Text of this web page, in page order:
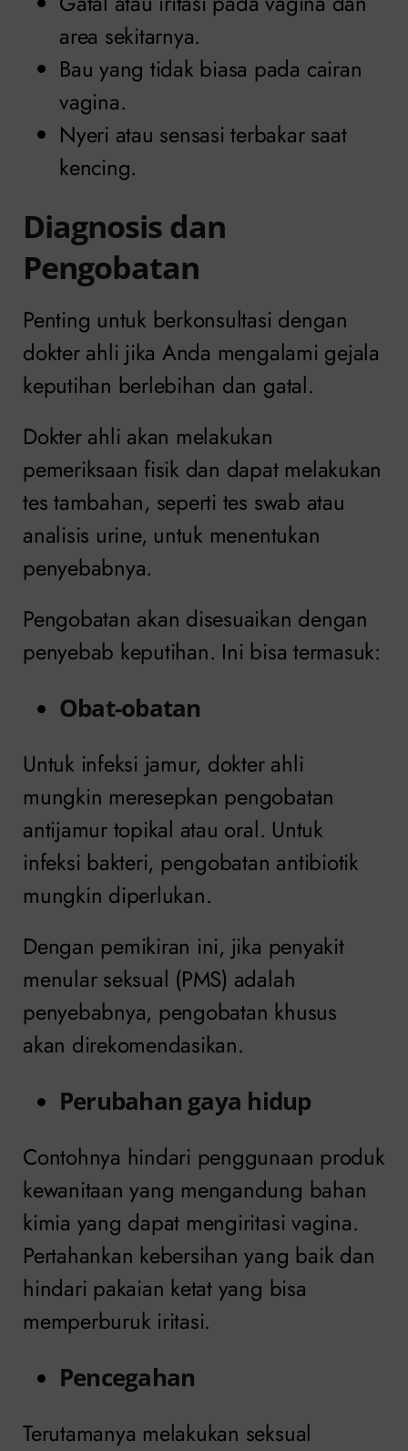
area sekitarnya.
Bau yang tidak biasa pada cairan
vagina.
Nyeri atau sensasi terbakar saat
kencing.
Diagnosis dan
Pengobatan
Penting untuk berkonsultasi dengan
dokter ahli jika Anda mengalami gejala
keputihan berlebihan dan gatal.
Dokter ahli akan melakukan
pemeriksaan fisik dan dapat melakukan
tes tambahan, seperti tes swab atau
analisis urine, untuk menentukan
penyebabnya.
Pengobatan akan disesuaikan dengan
penyebab keputihan. Ini bisa termasuk:
Obat-obatan
Untuk infeksi jamur, dokter ahli
mungkin meresepkan pengobatan
antijamur topikal atau oral. Untuk
infeksi bakteri, pengobatan antibiotik
mungkin diperlukan.
Dengan pemikiran ini, jika penyakit
menular seksual (PMS) adalah
penyebabnya, pengobatan khusus
akan direkomendasikan.
Perubahan gaya hidup
Contohnya hindari penggunaan produk
kewanitaan yang mengandung bahan
kimia yang dapat mengiritasi vagina.
Pertahankan kebersihan yang baik dan
hindari pakaian ketat yang bisa
memperburuk iritasi.
Pencegahan
Terutamanya melakukan seksual